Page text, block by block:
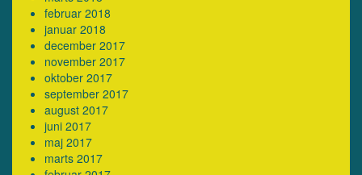
februar 2018
januar 2018
december 2017
november 2017
oktober 2017
september 2017
august 2017
juni 2017
maj 2017
marts 2017